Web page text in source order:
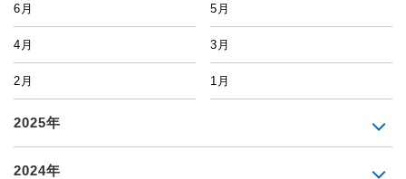
6月 5月
4月 3月
2月 1月
2025年
2024年